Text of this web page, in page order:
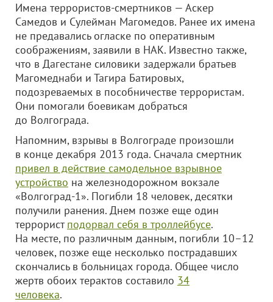
Имена террористов-смертников — Аскер
Самедов и Сулейман Магомедов. Ранее их имена
не предавались огласке по оперативным
соображениям, заявили в НАК. Известно также,
что в Дагестане силовики задержали братьев
Магомеднаби и Тагира Батировых,
подозреваемых в пособничестве террористам.
Они помогали боевикам добраться
до Волгограда.
Напомним, взрывы в Волгограде произошли
в конце декабря 2013 года. Сначала смертник
привел в действие самодельное взрывное
устройство на железнодорожном вокзале
«Волгоград-1». Погибли 18 человек, десятки
получили ранения. Днем позже еще один
террористподорвал себя в троллейбусе.
На месте, по различным данным, погибли 10–12
человек, позже еще несколько пострадавших
скончались в больницах города. Общее число
жертв обоих терактов составило 34
человека.